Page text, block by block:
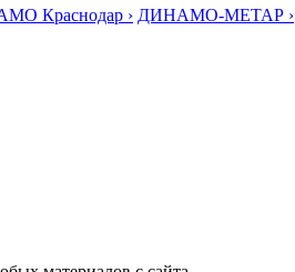
Краснодар › ДИНАМО-МЕТАР ›